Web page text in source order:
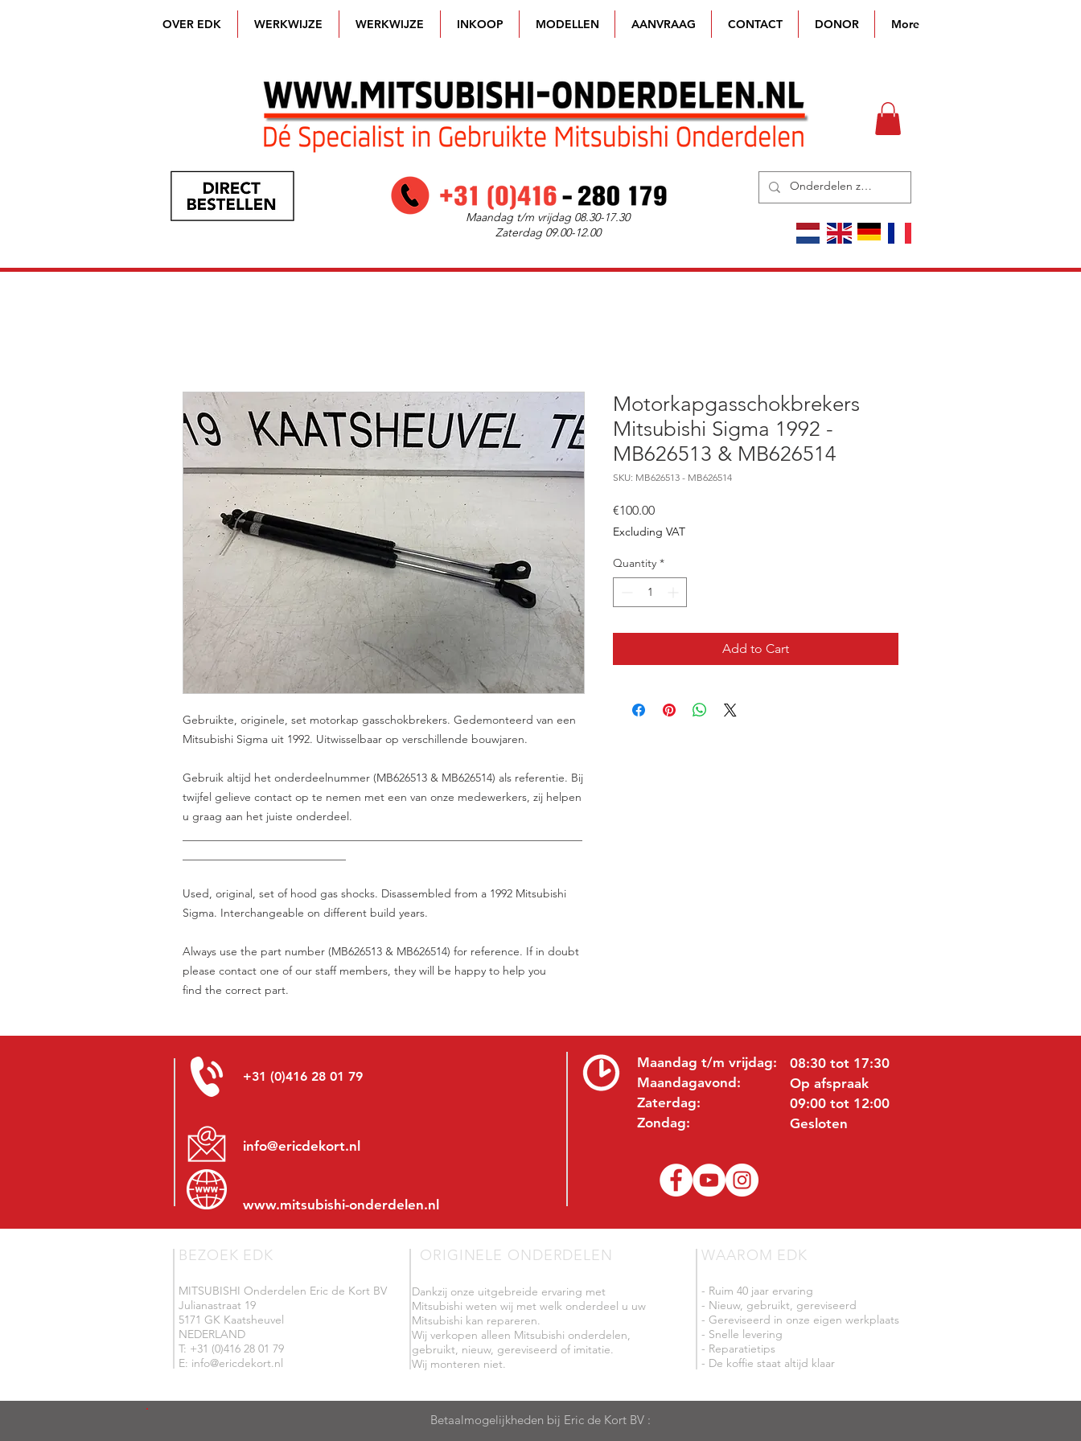
OVER EDK WERKWIJZE WERKWIJZE INKOOP MODELLEN AANVRAAG CONTACT DONOR More
Maandag t/m vrijdag 08.30-17.30
Zaterdag 09.00-12.00
Gebruikte, originele, set motorkap gasschokbrekers. Gedemonteerd van een
Mitsubishi Sigma uit 1992. Uitwisselbaar op verschillende bouwjaren.
Gebruik altijd het onderdeelnummer (MB626513 & MB626514) als referentie. Bij
twijfel gelieve contact op te nemen met een van onze medewerkers, zij helpen
u graag aan het juiste onderdeel.
Used, original, set of hood gas shocks. Disassembled from a 1992 Mitsubishi
Sigma. Interchangeable on different build years.
Always use the part number (MB626513 & MB626514) for reference. If in doubt
please contact one of our staff members, they will be happy to help you
find the correct part.
Motorkapgasschokbrekers
Mitsubishi Sigma 1992 -
MB626513 & MB626514
SKU: MB626513 - MB626514
€100.00Price
Excluding VAT
Quantity *
Add to Cart
+31 (0)416 28 01 79
info@ericdekort.nl
www.mitsubishi-onderdelen.nl
Maandag t/m vrijdag:
Maandagavond:
Zaterdag:
Zondag:
08:30 tot 17:30
Op afspraak
09:00 tot 12:00
Gesloten
BEZOEK EDK
MITSUBISHI Onderdelen Eric de Kort BV
Julianastraat 19
5171 GK Kaatsheuvel
NEDERLAND
T: +31 (0)416 28 01 79
E: info@ericdekort.nl
ORIGINELE ONDERDELEN
Dankzij onze uitgebreide ervaring met
Mitsubishi weten wij met welk onderdeel u uw
Mitsubishi kan repareren.
Wij verkopen alleen Mitsubishi onderdelen,
gebruikt, nieuw, gereviseerd of imitatie.
Wij monteren niet.
WAAROM EDK
- Ruim 40 jaar ervaring
- Nieuw, gebruikt, gereviseerd
- Gereviseerd in onze eigen werkplaats
- Snelle levering
- Reparatietips
- De koffie staat altijd klaar
Betaalmogelijkheden bij Eric de Kort BV :